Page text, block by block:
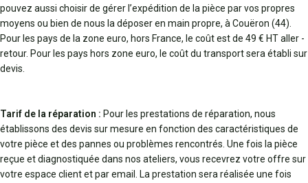
pouvez aussi choisir de gérer l’expédition de la pièce par vos propres
moyens ou bien de nous la déposer en main propre, à Couëron (44).
Pour les pays de la zone euro, hors France, le coût est de 49 € HT aller -
retour. Pour les pays hors zone euro, le coût du transport sera établi sur
devis.
Tarif de la réparation : Pour les prestations de réparation, nous
établissons des devis sur mesure en fonction des caractéristiques de
votre pièce et des pannes ou problèmes rencontrés. Une fois la pièce
reçue et diagnostiquée dans nos ateliers, vous recevrez votre offre sur
votre espace client et par email. La prestation sera réalisée une fois